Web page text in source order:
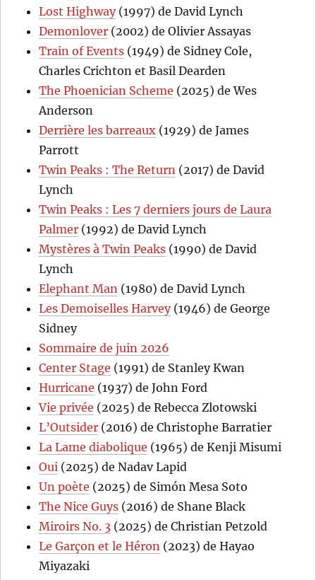
Lost Highway(1997) de David Lynch
Demonlover (2002) de Olivier Assayas
Train of Events (1949) de Sidney Cole,
Charles Crichton et Basil Dearden
The Phoenician Scheme (2025) de Wes
Anderson
Derrière les barreaux (1929) de James
Parrott
Twin Peaks : The Return (2017) de David
Lynch
Twin Peaks : Les 7 derniers jours de Laura
Palmer (1992) de David Lynch
Mystères à Twin Peaks (1990) de David
Lynch
Elephant Man (1980) de David Lynch
Les Demoiselles Harvey(1946) de George
Sidney
Sommaire de juin 2026
Center Stage (1991) de Stanley Kwan
Hurricane (1937) de John Ford
Vie privée (2025) de Rebecca Zlotowski
L’Outsider (2016) de Christophe Barratier
La Lame diabolique (1965) de Kenji Misumi
Oui (2025) de Nadav Lapid
Un poète (2025) de Simón Mesa Soto
The Nice Guys (2016) de Shane Black
Miroirs No. 3 (2025) de Christian Petzold
Le Garçon et le Héron (2023) de Hayao
Miyazaki